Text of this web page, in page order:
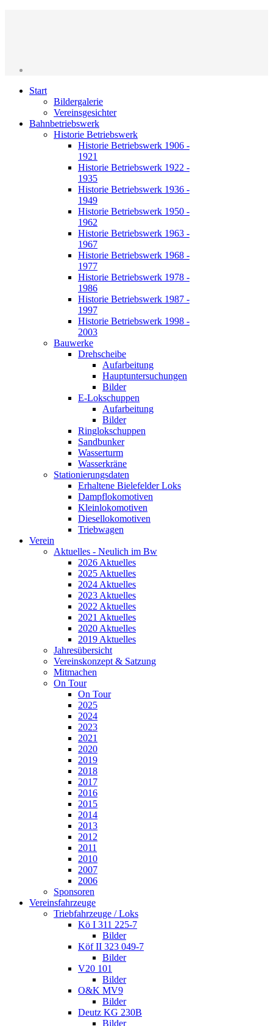
Start
Bildergalerie
Vereinsgesichter
Bahnbetriebswerk
Historie Betriebswerk
Historie Betriebswerk 1906 -
1921
Historie Betriebswerk 1922 -
1935
Historie Betriebswerk 1936 -
1949
Historie Betriebswerk 1950 -
1962
Historie Betriebswerk 1963 -
1967
Historie Betriebswerk 1968 -
1977
Historie Betriebswerk 1978 -
1986
Historie Betriebswerk 1987 -
1997
Historie Betriebswerk 1998 -
2003
Bauwerke
Drehscheibe
Aufarbeitung
Hauptuntersuchungen
Bilder
E-Lokschuppen
Aufarbeitung
Bilder
Ringlokschuppen
Sandbunker
Wasserturm
Wasserkräne
Stationierungsdaten
Erhaltene Bielefelder Loks
Dampflokomotiven
Kleinlokomotiven
Diesellokomotiven
Triebwagen
Verein
Aktuelles - Neulich im Bw
2026 Aktuelles
2025 Aktuelles
2024 Aktuelles
2023 Aktuelles
2022 Aktuelles
2021 Aktuelles
2020 Aktuelles
2019 Aktuelles
Jahresübersicht
Vereinskonzept & Satzung
Mitmachen
On Tour
On Tour
2025
2024
2023
2021
2020
2019
2018
2017
2016
2015
2014
2013
2012
2011
2010
2007
2006
Sponsoren
Vereinsfahrzeuge
Triebfahrzeuge / Loks
Kö I 311 225-7
Bilder
Köf II 323 049-7
Bilder
V20 101
Bilder
O&K MV9
Bilder
Deutz KG 230B
Bilder